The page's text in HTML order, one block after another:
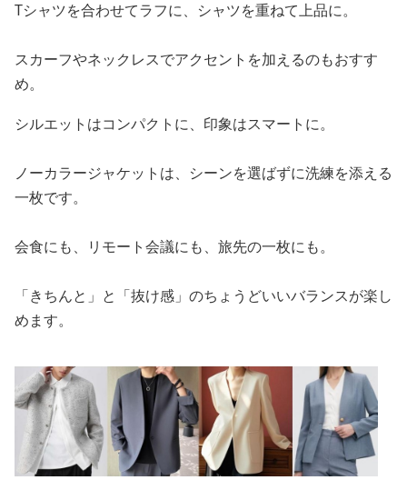
Tシャツを合わせてラフに、シャツを重ねて上品に。
スカーフやネックレスでアクセントを加えるのもおすす
め。
シルエットはコンパクトに、印象はスマートに。
ノーカラージャケットは、シーンを選ばずに洗練を添える
一枚です。
会食にも、リモート会議にも、旅先の一枚にも。
「きちんと」と「抜け感」のちょうどいいバランスが楽し
めます。